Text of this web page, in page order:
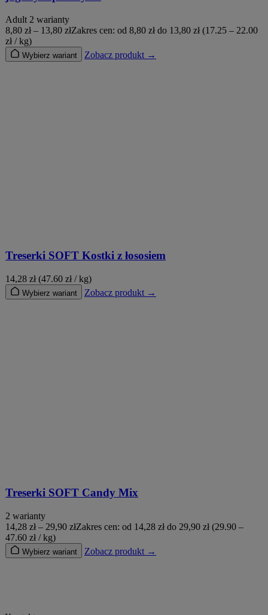
Adult 2 warianty
8,80 zł – 13,80 złZakres cen: od 8,80 zł do 13,80 zł (17.25 – 22.00
zł / kg)
Wybierz wariant Zobacz produkt →
Treserki SOFT Kostki z łososiem
14,28 zł (47.60 zł / kg)
Wybierz wariant Zobacz produkt →
Treserki SOFT Candy Mix
2 warianty
14,28 zł – 29,90 złZakres cen: od 14,28 zł do 29,90 zł (29.90 –
47.60 zł / kg)
Wybierz wariant Zobacz produkt →